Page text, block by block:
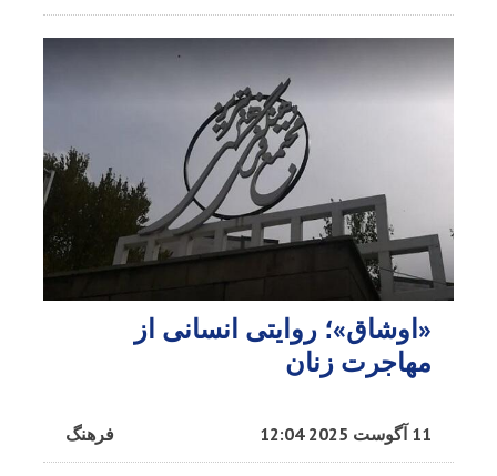
«اوشاق»؛ روایتی انسانی از
مهاجرت زنان
فرهنگ 11 آگوست 2025 12:04